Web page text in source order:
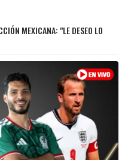
MEXICANA: "LE DESEO LO